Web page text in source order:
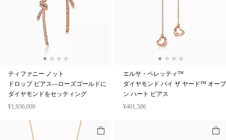
ティファニー ノット
ドロップ ピアス—ローズゴールドに
ダイヤモンドをセッティング
¥1,936,000
エルサ・ペレッティ™
ダイヤモンド バイ ザ ヤード™ オープ
ン ハート ピアス
¥401,500